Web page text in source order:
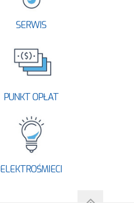
SERWIS
PUNKT OPŁAT
ELEKTROŚMIECI